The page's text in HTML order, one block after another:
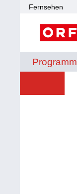
Fernsehen
Programm